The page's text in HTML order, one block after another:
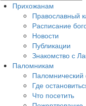
Прихожанам
Православный
Расписание
Новости
Публикации
Знакомство с
Паломникам
Паломнический
Где
Что посетить